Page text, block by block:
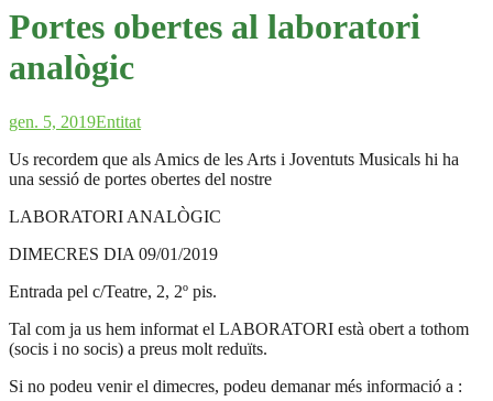
Portes obertes al laboratori
analògic
gen. 5, 2019Entitat
Us recordem que als Amics de les Arts i Joventuts Musicals hi ha
una sessió de portes obertes del nostre
LABORATORI ANALÒGIC
DIMECRES DIA 09/01/2019
Entrada pel c/Teatre, 2, 2º pis.
Tal com ja us hem informat el LABORATORI està obert a tothom
(socis i no socis) a preus molt reduïts.
Si no podeu venir el dimecres, podeu demanar més informació a :